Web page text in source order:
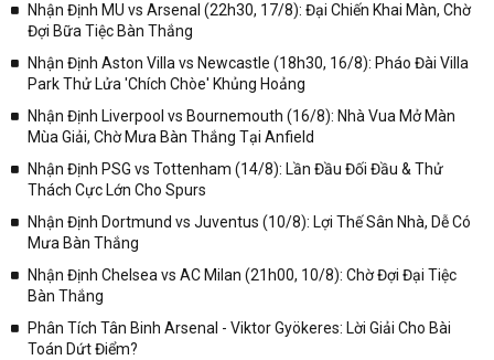
Nhận Định MU vs Arsenal (22h30, 17/8): Đại Chiến Khai Màn, Chờ
Đợi Bữa Tiệc Bàn Thắng
Nhận Định Aston Villa vs Newcastle (18h30, 16/8): Pháo Đài Villa
Park Thử Lửa 'Chích Chòe' Khủng Hoảng
Nhận Định Liverpool vs Bournemouth (16/8): Nhà Vua Mở Màn
Mùa Giải, Chờ Mưa Bàn Thắng Tại Anfield
Nhận Định PSG vs Tottenham (14/8): Lần Đầu Đối Đầu & Thử
Thách Cực Lớn Cho Spurs
Nhận Định Dortmund vs Juventus (10/8): Lợi Thế Sân Nhà, Dễ Có
Mưa Bàn Thắng
Nhận Định Chelsea vs AC Milan (21h00, 10/8): Chờ Đợi Đại Tiệc
Bàn Thắng
Phân Tích Tân Binh Arsenal - Viktor Gyökeres: Lời Giải Cho Bài
Toán Dứt Điểm?